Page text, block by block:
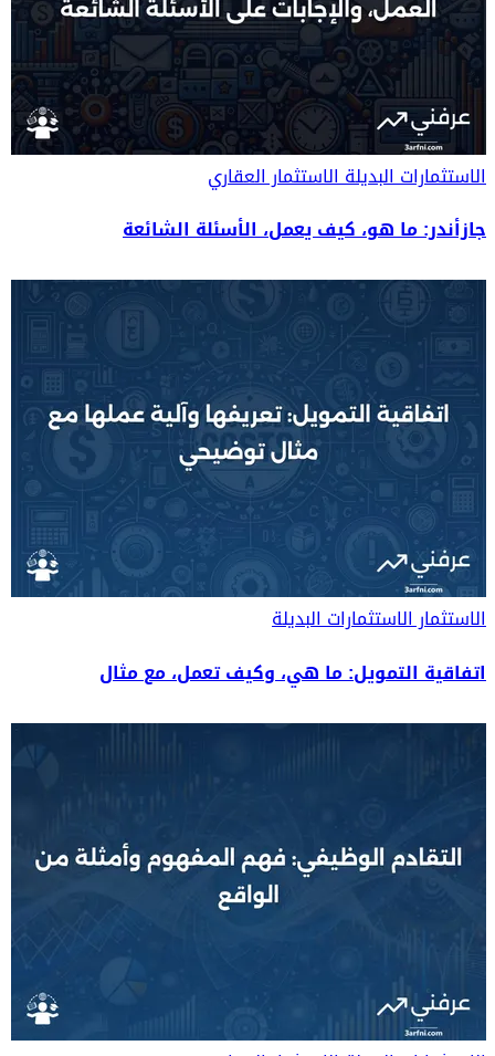
الاستثمارات البديلةالاستثمار العقاري
جازأندر: ما هو، كيف يعمل، الأسئلة الشائعة
الاستثمارالاستثمارات البديلة
اتفاقية التمويل: ما هي، وكيف تعمل، مع مثال